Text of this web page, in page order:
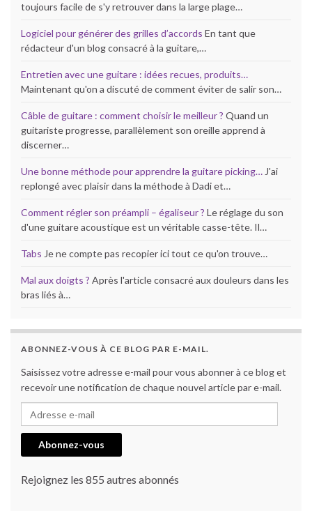
toujours facile de s'y retrouver dans la large plage…
Logiciel pour générer des grilles d’accords En tant que
rédacteur d'un blog consacré à la guitare,…
Entretien avec une guitare : idées recues, produits…
Maintenant qu'on a discuté de comment éviter de salir son…
Câble de guitare : comment choisir le meilleur ? Quand un
guitariste progresse, parallèlement son oreille apprend à
discerner…
Une bonne méthode pour apprendre la guitare picking…J'ai
replongé avec plaisir dans la méthode à Dadi et…
Comment régler son préampli – égaliseur ? Le réglage du son
d'une guitare acoustique est un véritable casse-tête. Il…
Tabs Je ne compte pas recopier ici tout ce qu'on trouve…
Mal aux doigts ? Après l'article consacré aux douleurs dans les
bras liés à…
ABONNEZ-VOUS À CE BLOG PAR E-MAIL.
Saisissez votre adresse e-mail pour vous abonner à ce blog et
recevoir une notification de chaque nouvel article par e-mail.
Adresse e-mail
Abonnez-vous
Rejoignez les 855 autres abonnés